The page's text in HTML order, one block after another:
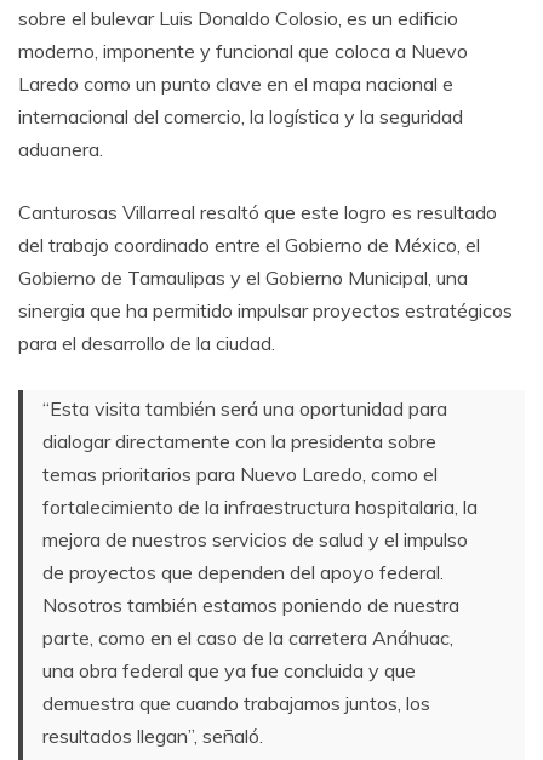
sobre el bulevar Luis Donaldo Colosio, es un edificio
moderno, imponente y funcional que coloca a Nuevo
Laredo como un punto clave en el mapa nacional e
internacional del comercio, la logística y la seguridad
aduanera.
Canturosas Villarreal resaltó que este logro es resultado
del trabajo coordinado entre el Gobierno de México, el
Gobierno de Tamaulipas y el Gobierno Municipal, una
sinergia que ha permitido impulsar proyectos estratégicos
para el desarrollo de la ciudad.
“Esta visita también será una oportunidad para
dialogar directamente con la presidenta sobre
temas prioritarios para Nuevo Laredo, como el
fortalecimiento de la infraestructura hospitalaria, la
mejora de nuestros servicios de salud y el impulso
de proyectos que dependen del apoyo federal.
Nosotros también estamos poniendo de nuestra
parte, como en el caso de la carretera Anáhuac,
una obra federal que ya fue concluida y que
demuestra que cuando trabajamos juntos, los
resultados llegan”, señaló.